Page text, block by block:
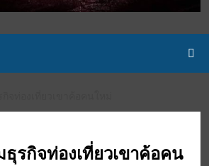
รกิจท่องเที่ยวเขาค้อคน